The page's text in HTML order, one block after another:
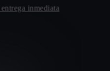
inmediata